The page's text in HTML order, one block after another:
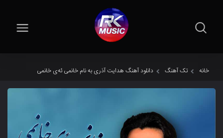
خانه تک آهنگ دانلود آهنگ هدایت آذری به نام خانمی ئەی خانمی